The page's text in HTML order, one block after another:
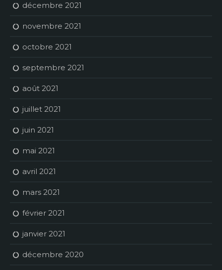
décembre 2021
novembre 2021
octobre 2021
septembre 2021
août 2021
juillet 2021
juin 2021
mai 2021
avril 2021
mars 2021
février 2021
janvier 2021
décembre 2020